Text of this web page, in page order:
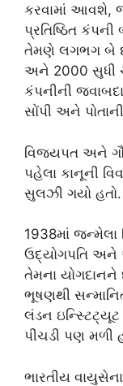
કરવામાં
પ્રતિષ્ઠિત
તેમણે લગભગ બે
અને 2000 સુધી
કંપનીની
સોંપી અને
વિજયપત અને
પહેલા કાનૂની
સુલઝી ગયો હતો.
1938માં
ઉદ્યોગપતિ અને
તેમના યોગદાનને
ભૂષણથી
લંડન
પીચડી પણ મળી
ભારતીય